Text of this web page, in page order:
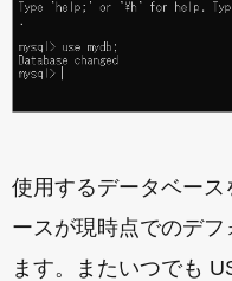
使用するデータベー
ースが現時点でのデ
ます。またいつでも